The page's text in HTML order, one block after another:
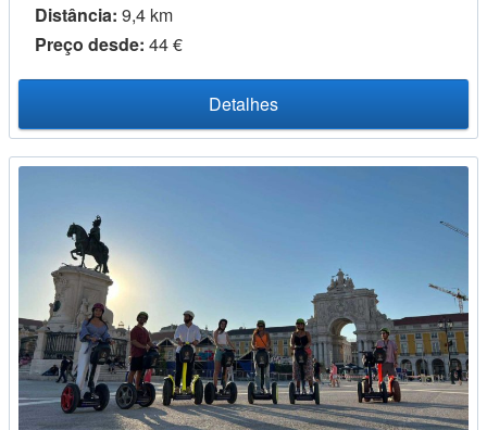
Distância: 9,4 km
Preço desde: 44 €
Detalhes